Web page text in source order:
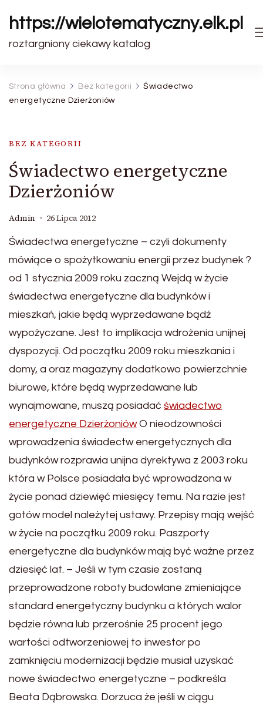
https://wielotematyczny.elk.pl
roztargniony ciekawy katalog
Strona główna Bez kategorii
Świadectwo
energetyczne Dzierżoniów
BEZ KATEGORII
Świadectwo energetyczne
Dzierżoniów
Admin 26 Lipca 2012
Świadectwa energetyczne – czyli dokumenty
mówiące o spożytkowaniu energii przez budynek ?
od 1 stycznia 2009 roku zaczną Wejdą w życie
świadectwa energetyczne dla budynków i
mieszkań, jakie będą wyprzedawane bądź
wypożyczane. Jest to implikacja wdrożenia unijnej
dyspozycji. Od początku 2009 roku mieszkania i
domy, a oraz magazyny dodatkowo powierzchnie
biurowe, które będą wyprzedawane lub
wynajmowane, muszą posiadać świadectwo
energetyczne DzierżoniówO nieodzowności
wprowadzenia świadectw energetycznych dla
budynków rozprawia unijna dyrektywa z 2003 roku
która w Polsce posiadała być wprowadzona w
życie ponad dziewięć miesięcy temu. Na razie jest
gotów model należytej ustawy. Przepisy mają wejść
w życie na początku 2009 roku. Paszporty
energetyczne dla budynków mają być ważne przez
dziesięć lat. – Jeśli w tym czasie zostaną
przeprowadzone roboty budowlane zmieniające
standard energetyczny budynku a których walor
będzie równa lub przerośnie 25 procent jego
wartości odtworzeniowej to inwestor po
zamknięciu modernizacji będzie musiał uzyskać
nowe świadectwo energetyczne – podkreśla
Beata Dąbrowska. Dorzuca że jeśli w ciągu